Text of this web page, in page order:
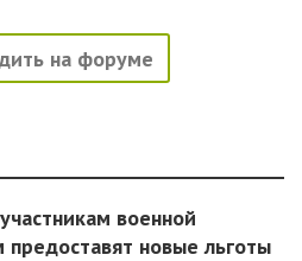
на форуме
военной
новые льготы